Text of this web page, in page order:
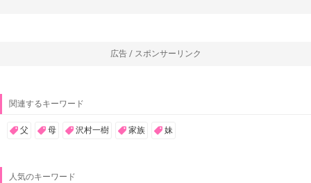
広告 / スポンサーリンク
関連するキーワード
父 母 沢村一樹 家族 妹
人気のキーワード